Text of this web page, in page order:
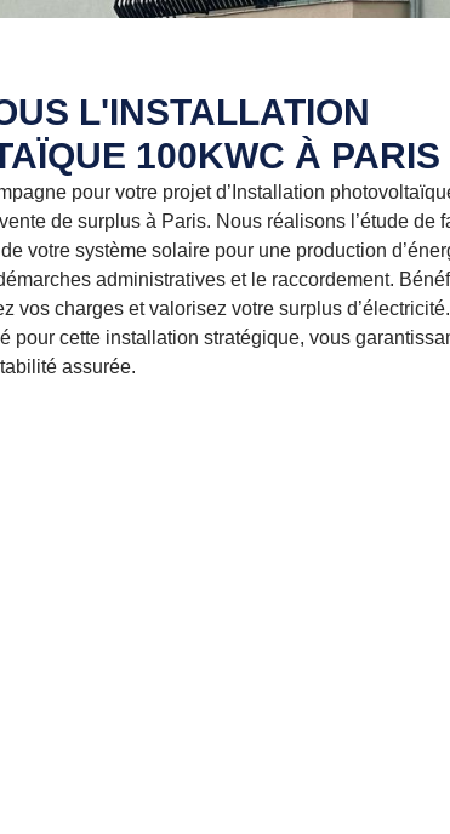
L'INSTALLATION
100KWC À PARIS
pour votre projet d’Installation
de surplus à Paris. Nous réalisons l’étude de
votre système solaire pour une production
administratives et le raccordement.
vos charges et valorisez votre surplus
pour cette installation stratégique, vous
assurée.